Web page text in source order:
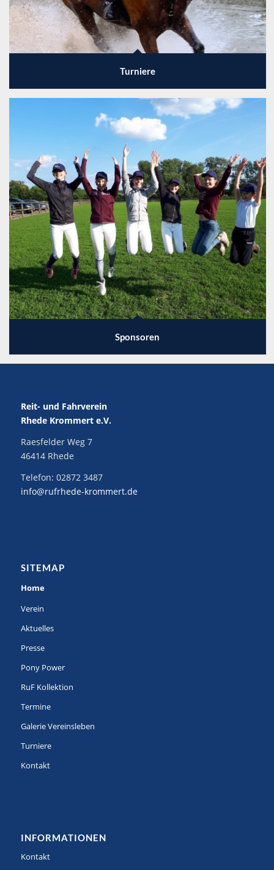
Turniere
Sponsoren
Reit- und Fahrverein
Rhede Krommert e.V.
Raesfelder Weg 7
46414 Rhede
Telefon: 02872 3487
info@rufrhede-krommert.de
SITEMAP
Home
Verein
Aktuelles
Presse
Pony Power
RuF Kollektion
Termine
Galerie Vereinsleben
Turniere
Kontakt
INFORMATIONEN
Kontakt